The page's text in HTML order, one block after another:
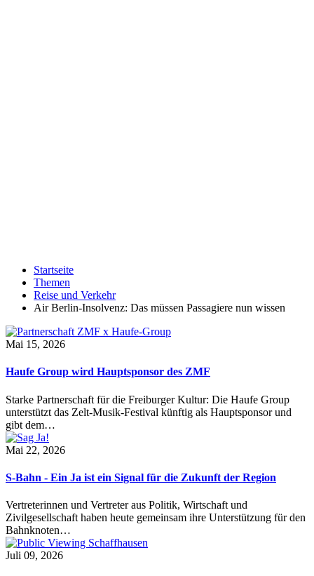
Startseite
Themen
Reise und Verkehr
Air Berlin-Insolvenz: Das müssen Passagiere nun wissen
Mai 15, 2026
Haufe Group wird Hauptsponsor des ZMF
Starke Partnerschaft für die Freiburger Kultur: Die Haufe Group
unterstützt das Zelt-Musik-Festival künftig als Hauptsponsor und
gibt dem…
Mai 22, 2026
S-Bahn - Ein Ja ist ein Signal für die Zukunft der Region
Vertreterinnen und Vertreter aus Politik, Wirtschaft und
Zivilgesellschaft haben heute gemeinsam ihre Unterstützung für den
Bahnknoten…
Juli 09, 2026